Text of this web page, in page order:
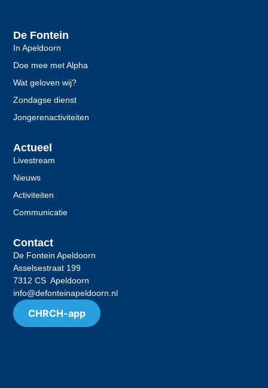
De Fontein
In Apeldoorn
Doe mee met Alpha
Wat geloven wij?
Zondagse dienst
Jongerenactiviteiten
Actueel
Livestream
Nieuws
Activiteiten
Communicatie
Contact
De Fontein Apeldoorn
Asselsestraat 199
7312 CS Apeldoorn
info@defonteinapeldoorn.nl
CHRCH-app